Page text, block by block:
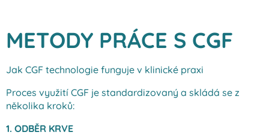
METODY PRÁCE S CGF
Jak CGF technologie funguje v klinické praxi
Proces využití CGF je standardizovaný a skládá se z
několika kroků:
1. ODBĚR KRVE